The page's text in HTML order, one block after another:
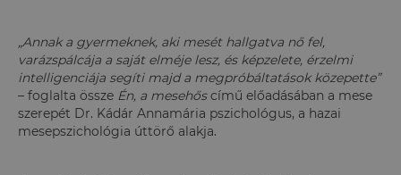
„Annak a gyermeknek, aki mesét hallgatva nő fel,
varázspálcája a saját elméje lesz, és képzelete, érzelmi
intelligenciája segíti majd a megpróbáltatások közepette”
– foglalta össze Én, a mesehőscímű előadásában a mese
szerepét Dr. Kádár Annamária pszichológus, a hazai
mesepszichológia úttörő alakja.